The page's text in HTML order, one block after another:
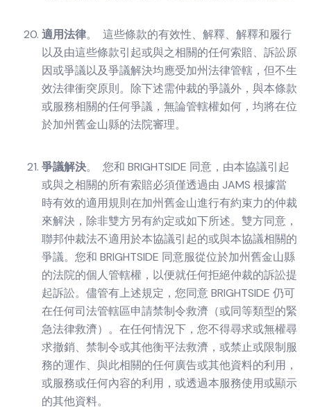
適用法律。 這些條款的有效性、解釋、解釋和履行
以及由這些條款引起或與之相關的任何索賠、訴訟原
因或爭議以及爭議解決均應受加州法律管轄，但不生
效法律衝突原則。除下述需仲裁的爭議外，與本條款
或服務相關的任何爭議，無論管轄權如何，均將在位
於加州舊金山縣的法院審理。
爭議解決。 您和 BRIGHTSIDE 同意，由本協議引起
或與之相關的所有索賠必須僅透過由 JAMS 根據當
時有效的適用規則在加州舊金山進行有約束力的仲裁
來解決，除非雙方另有約定或如下所述。雙方同意，
聯邦仲裁法不適用於本協議引起的或與本協議相關的
爭議。您和 BRIGHTSIDE 同意服從位於加州舊金山縣
的法院的個人管轄權，以便就任何拒絕仲裁的訴訟提
起訴訟。儘管有上述規定，您同意 BRIGHTSIDE 仍可
在任何司法管轄區申請禁制令救濟（或同等類型的緊
急法律救濟）。在任何情況下，您不得尋求或無權尋
求撤銷、禁制令或其他衡平法救濟，或禁止或限制服
務的運作、與此相關的任何廣告或其他資料的利用，
或服務或任何內容的利用，或透過本服務使用或顯示
的其他資料。